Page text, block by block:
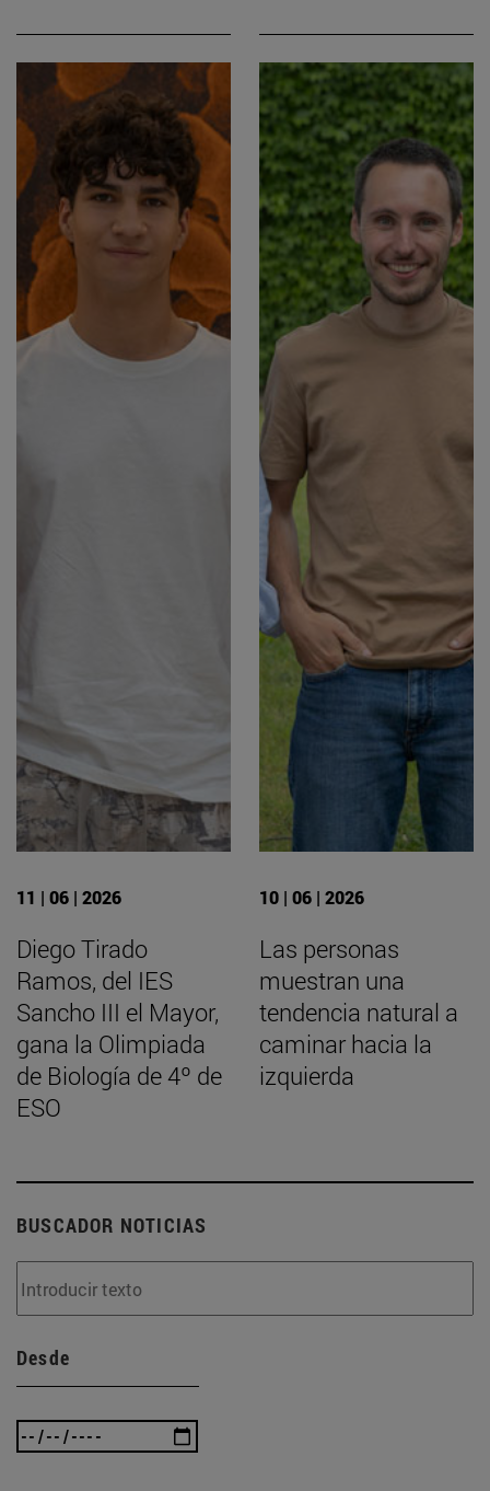
11 | 06 | 2026
Diego Tirado
Ramos, del IES
Sancho III el Mayor,
gana la Olimpiada
de Biología de 4º de
ESO
10 | 06 | 2026
Las personas
muestran una
tendencia natural a
caminar hacia la
izquierda
BUSCADOR NOTICIAS
Desde